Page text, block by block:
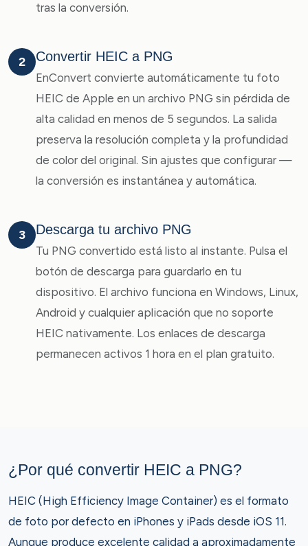
tras la conversión.
2 Convertir HEIC a PNG
EnConvert convierte automáticamente tu foto
HEIC de Apple en un archivo PNG sin pérdida de
alta calidad en menos de 5 segundos. La salida
preserva la resolución completa y la profundidad
de color del original. Sin ajustes que configurar —
la conversión es instantánea y automática.
3 Descarga tu archivo PNG
Tu PNG convertido está listo al instante. Pulsa el
botón de descarga para guardarlo en tu
dispositivo. El archivo funciona en Windows, Linux,
Android y cualquier aplicación que no soporte
HEIC nativamente. Los enlaces de descarga
permanecen activos 1 hora en el plan gratuito.
¿Por qué convertir HEIC a PNG?
HEIC (High Efficiency Image Container) es el formato
de foto por defecto en iPhones y iPads desde iOS 11.
Aunque produce excelente calidad a aproximadamente